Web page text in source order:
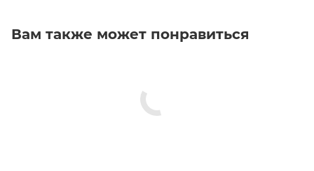
Вам также может понравиться